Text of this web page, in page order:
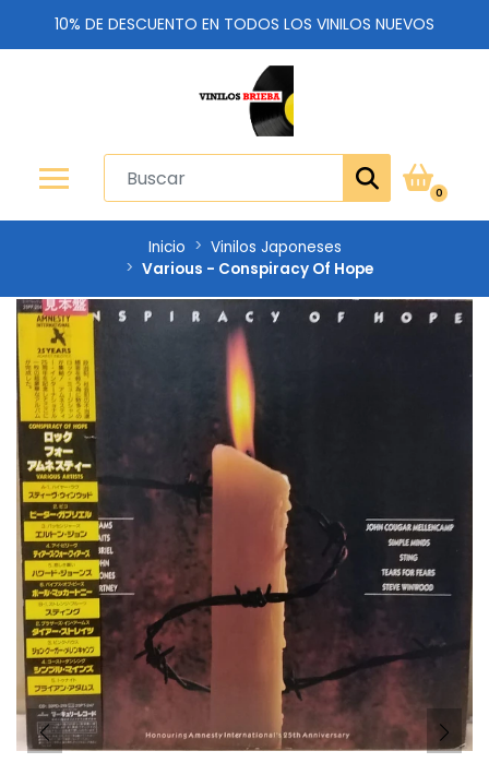
10% DE DESCUENTO EN TODOS LOS VINILOS NUEVOS
0
Inicio
Vinilos Japoneses
Various - Conspiracy Of Hope